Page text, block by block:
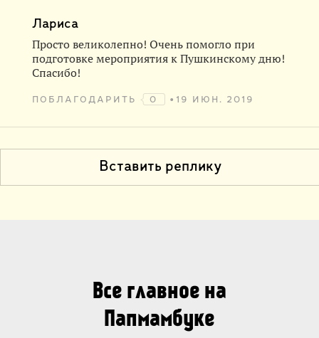
Лариса
Просто великолепно! Очень помогло при
подготовке мероприятия к Пушкинскому дню!
Спасибо!
ПОБЛАГОДАРИТЬ 0 19 ИЮН. 2019
Вставить реплику
Все главное на
Папмамбуке